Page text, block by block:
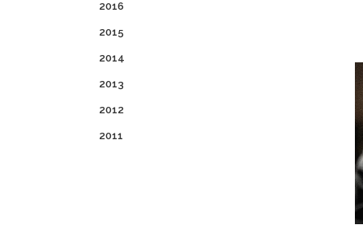
2016
2015
2014
2013
2012
2011